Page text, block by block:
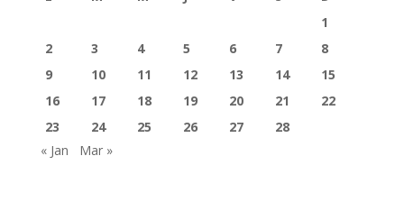
1
2
3 4 5 6 7
8
9
10 11 12 13 14
15
16
17 18 19 20 21
22
23
24 25 26 27
28
« Jan
Mar »